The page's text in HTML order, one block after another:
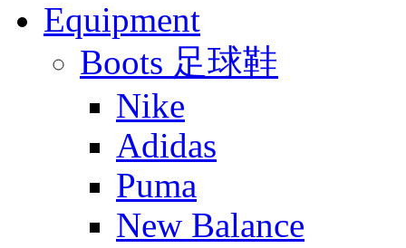
Equipment
Boots 足球鞋
Nike
Adidas
Puma
New Balance